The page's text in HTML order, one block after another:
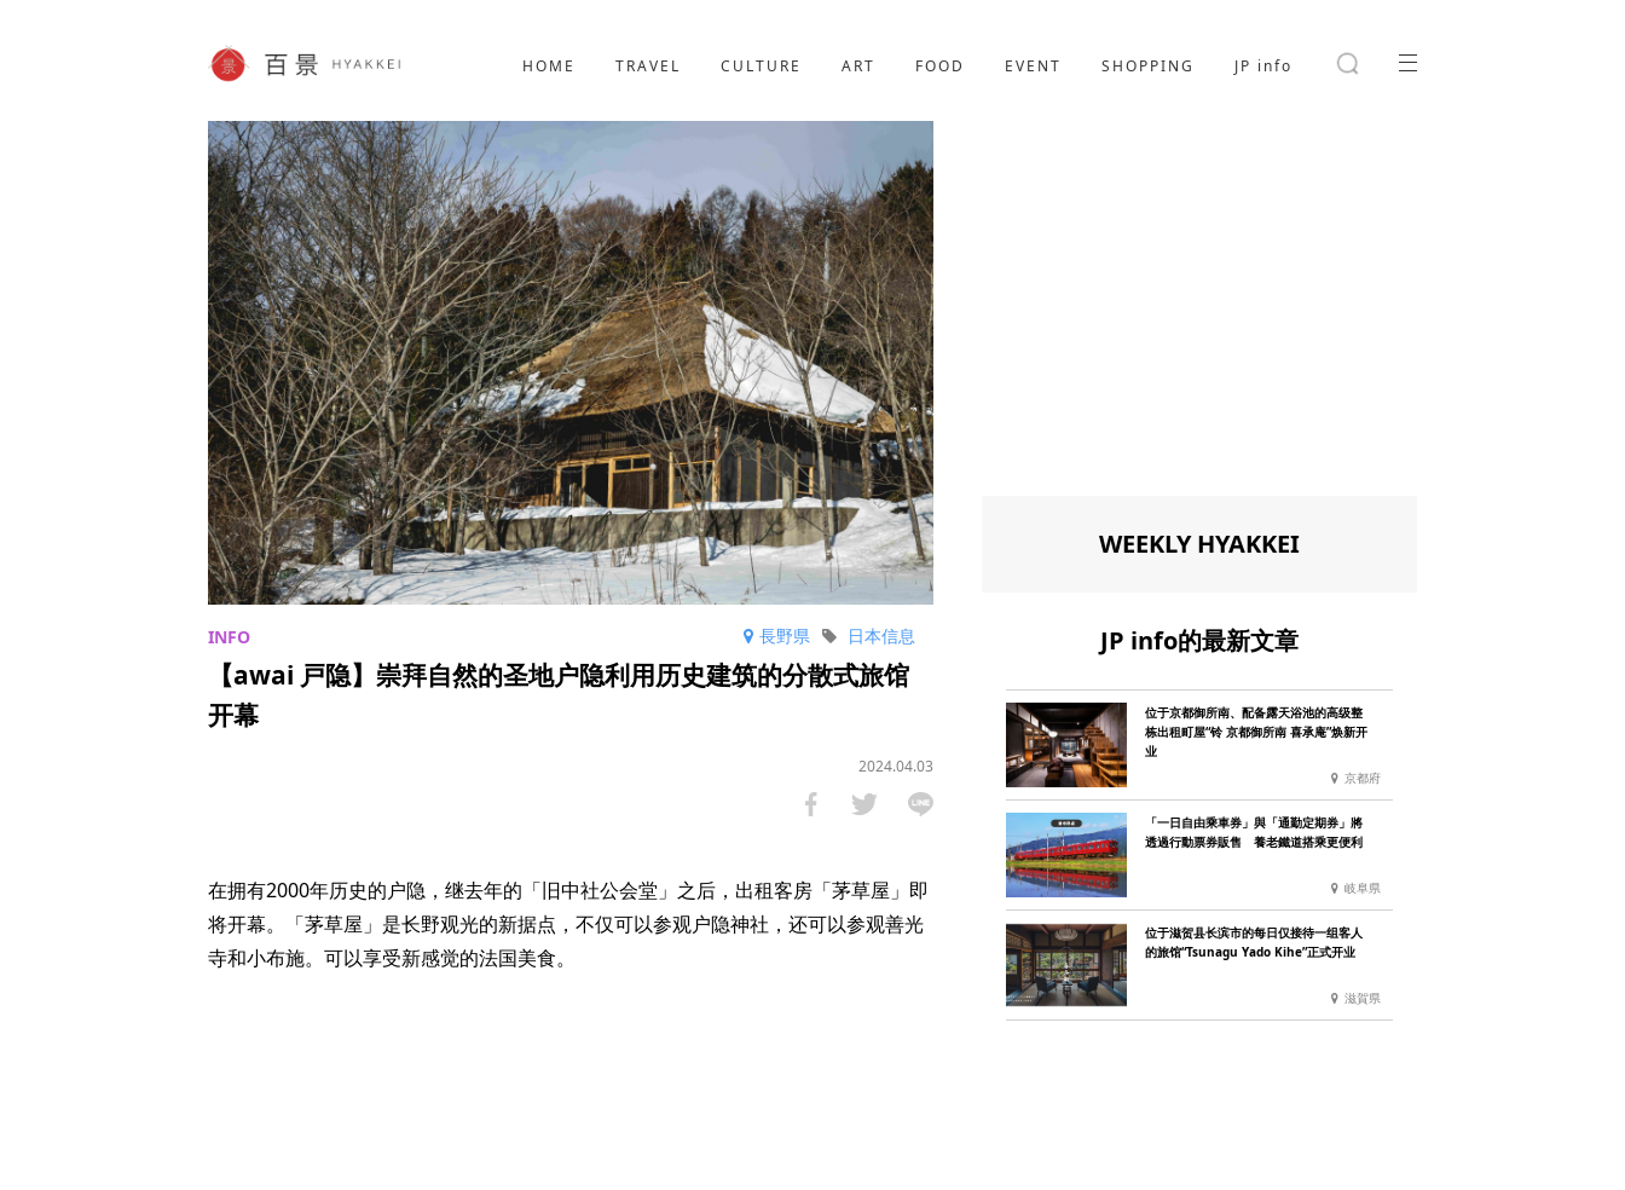
HOME TRAVEL CULTURE ART FOOD EVENT SHOPPING JP info
SHOPPING
JP info
長野県 日本信息
【awai 戸隐】崇拜自然的圣地户隐利用历史建筑的分散式旅馆
开幕
2024.04.03
在拥有2000年历史的户隐，继去年的「旧中社公会堂」之后，出租客房「茅草屋」即
将开幕。「茅草屋」是长野观光的新据点，不仅可以参观户隐神社，还可以参观善光
寺和小布施。可以享受新感觉的法国美食。
WEEKLY HYAKKEI
JP info的最新文章
位于京都御所南、配备露天浴池的高级整
栋出租町屋“铃 京都御所南 喜承庵”焕新开
业
京都府
「一日自由乘車券」與「通勤定期券」將
透過行動票券販售 養老鐵道搭乘更便利
岐阜県
位于滋贺县长滨市的每日仅接待一组客人
的旅馆“Tsunagu Yado Kihe”正式开业
滋賀県